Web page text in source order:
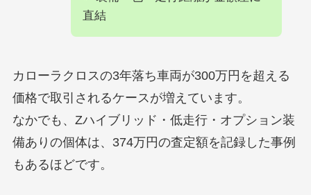
直結
カローラクロスの3年落ち車両が300万円を超える
価格で取引されるケースが増えています。
なかでも、Zハイブリッド・低走行・オプション装
備ありの個体は、374万円の査定額を記録した事例
もあるほどです。